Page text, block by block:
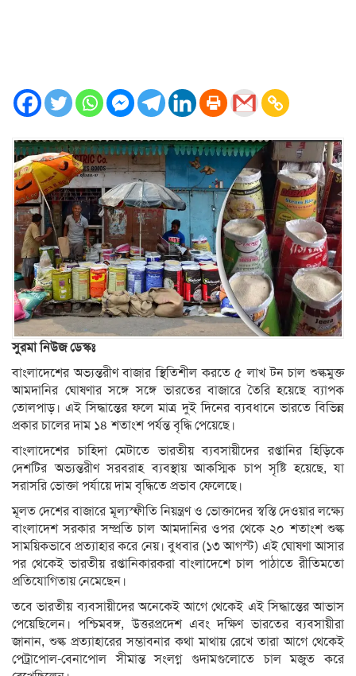
সুরমা নিউজ ডেস্কঃ
বাংলাদেশের অভ্যন্তরীণ বাজার স্থিতিশীল করতে ৫ লাখ টন চাল শুল্কমুক্ত
আমদানির ঘোষণার সঙ্গে সঙ্গে ভারতের বাজারে তৈরি হয়েছে ব্যাপক
তোলপাড়। এই সিদ্ধান্তের ফলে মাত্র দুই দিনের ব্যবধানে ভারতে বিভিন্ন
প্রকার চালের দাম ১৪ শতাংশ পর্যন্ত বৃদ্ধি পেয়েছে।
বাংলাদেশের চাহিদা মেটাতে ভারতীয় ব্যবসায়ীদের রপ্তানির হিড়িকে
দেশটির অভ্যন্তরীণ সরবরাহ ব্যবস্থায় আকস্মিক চাপ সৃষ্টি হয়েছে, যা
সরাসরি ভোক্তা পর্যায়ে দাম বৃদ্ধিতে প্রভাব ফেলেছে।
মূলত দেশের বাজারে মূল্যস্ফীতি নিয়ন্ত্রণ ও ভোক্তাদের স্বস্তি দেওয়ার লক্ষ্যে
বাংলাদেশ সরকার সম্প্রতি চাল আমদানির ওপর থেকে ২০ শতাংশ শুল্ক
সাময়িকভাবে প্রত্যাহার করে নেয়। বুধবার (১৩ আগস্ট) এই ঘোষণা আসার
পর থেকেই ভারতীয় রপ্তানিকারকরা বাংলাদেশে চাল পাঠাতে রীতিমতো
প্রতিযোগিতায় নেমেছেন।
তবে ভারতীয় ব্যবসায়ীদের অনেকেই আগে থেকেই এই সিদ্ধান্তের আভাস
পেয়েছিলেন। পশ্চিমবঙ্গ, উত্তরপ্রদেশ এবং দক্ষিণ ভারতের ব্যবসায়ীরা
জানান, শুল্ক প্রত্যাহারের সম্ভাবনার কথা মাথায় রেখে তারা আগে থেকেই
পেট্রাপোল-বেনাপোল সীমান্ত সংলগ্ন গুদামগুলোতে চাল মজুত করে